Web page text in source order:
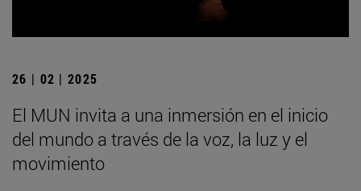
26 | 02 | 2025
El MUN invita a una inmersión en el inicio
del mundo a través de la voz, la luz y el
movimiento